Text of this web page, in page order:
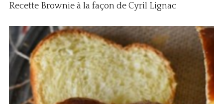
Recette Brownie à la façon de Cyril Lignac